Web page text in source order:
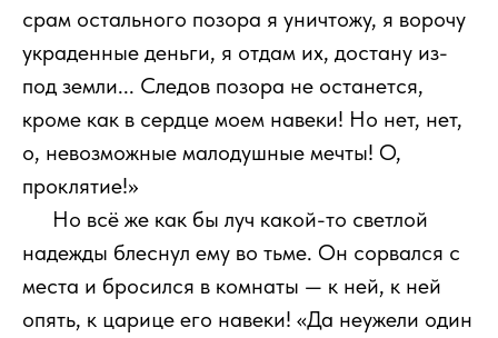
срам остального позора я уничтожу, я ворочу
украденные деньги, я отдам их, достану из-
под земли... Следов позора не останется,
кроме как в сердце моем навеки! Но нет, нет,
о, невозможные малодушные мечты! О,
проклятие!»
Но всё же как бы луч какой-то светлой
надежды блеснул ему во тьме. Он сорвался с
места и бросился в комнаты — к ней, к ней
опять, к царице его навеки! «Да неужели один